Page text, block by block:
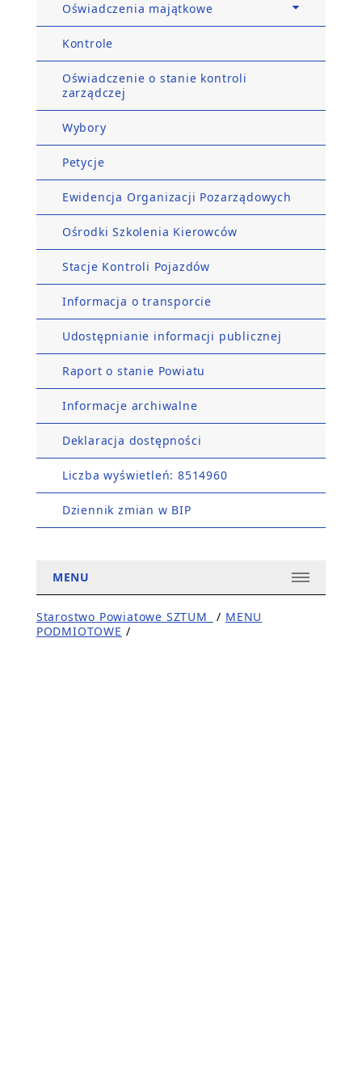
Oświadczenia majątkowe
Kontrole
Oświadczenie o stanie kontroli
zarządczej
Wybory
Petycje
Ewidencja Organizacji Pozarządowych
Ośrodki Szkolenia Kierowców
Stacje Kontroli Pojazdów
Informacja o transporcie
Udostępnianie informacji publicznej
Raport o stanie Powiatu
Informacje archiwalne
Deklaracja dostępności
Liczba wyświetleń: 8514960
Dziennik zmian w BIP
MENU
Starostwo Powiatowe SZTUM_ / MENU
PODMIOTOWE /